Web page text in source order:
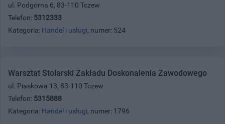
ul. Podgórna 6, 83-110 Tczew
Telefon: 5312333
Kategoria: Handel i usługi, numer: 524
Warsztat Stolarski Zakładu Doskonalenia Zawodowego
ul. Piaskowa 13, 83-110 Tczew
Telefon: 5315888
Kategoria: Handel i usługi, numer: 1796